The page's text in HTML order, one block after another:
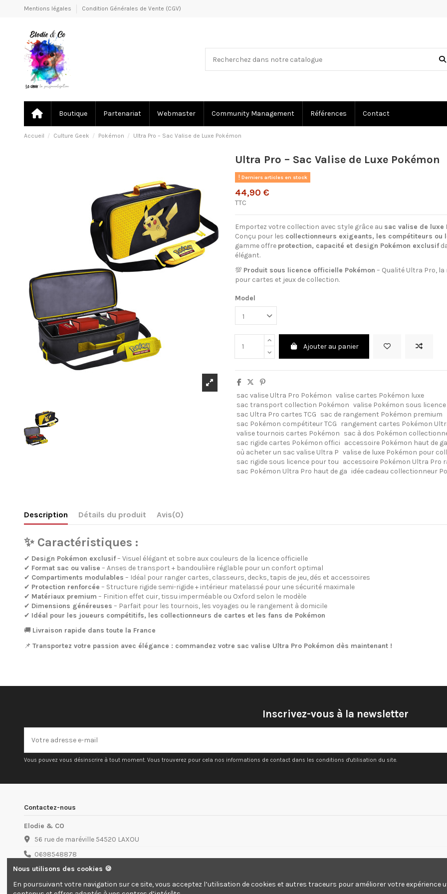
Mentions légales Condition Générales de Vente (CGV)
Boutique Partenariat Webmaster Community Management Références Contact
Accueil Culture Geek Pokémon Ultra Pro – Sac Valise de Luxe Pokémon
Ultra Pro – Sac Valise de Luxe Pokémon
Derniers articles en stock
44,90 €
TTC
Emportez votre collection avec style grâce au sac valise de luxe
Conçu pour les collectionneurs exigeants, les compétiteurs ou
gamme offre protection, capacité et design Pokémon exclusif
élégant.
💯 Produit sous licence officielle Pokémon – Qualité Ultra Pro,
pour cartes et jeux de collection.
Model
Ajouter au panier
sac valise Ultra Pro Pokémon valise cartes Pokémon luxe
sac transport collection Pokémon valise Pokémon sous
sac Ultra Pro cartes TCG sac de rangement Pokémon premium
sac Pokémon compétiteur TCG
rangement cartes Pokémon
valise tournois cartes Pokémon sac à dos Pokémon
sac rigide cartes Pokémon offici accessoire Pokémon haut de
où acheter un sac valise Ultra P valise de luxe Pokémon pour coll
sac rigide sous licence pour tou accessoire Pokémon Ultra Pro
sac Pokémon Ultra Pro haut de ga idée cadeau collectionneur
Description Détails du produit Avis(0)
✨ Caractéristiques :
✔ Design Pokémon exclusif– Visuel élégant et sobre aux couleurs de la licence officielle
✔ Format sac ou valise – Anses de transport + bandoulière réglable pour un confort optimal
✔ Compartiments modulables – Idéal pour ranger cartes, classeurs, decks, tapis de jeu, dés et accessoires
✔ Protection renforcée – Structure rigide semi-rigide + intérieur matelassé pour une sécurité maximale
✔ Matériaux premium – Finition effet cuir, tissu imperméable ou Oxford selon le modèle
✔ Dimensions généreuses – Parfait pour les tournois, les voyages ou le rangement à domicile
✔ Idéal pour les joueurs compétitifs, les collectionneurs de cartes et les fans de Pokémon
🚚 Livraison rapide dans toute la France
📌 Transportez votre passion avec élégance : commandez votre sac valise Ultra Pro Pokémon dès maintenant !
Inscrivez-vous à la newsletter
Vous pouvez vous désinscrire à tout moment. Vous trouverez pour cela nos informations de contact dans les conditions d'utilisation du site.
Contactez-nous
Elodie & CO
56 rue de maréville 54520 LAXOU
0698548878
contact@elodieco.com
Nous utilisons des cookies 🍪
En poursuivant votre navigation sur ce site, vous acceptez l’utilisation de cookies et autres traceurs pour améliorer votre